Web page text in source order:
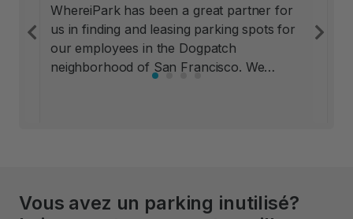
WhereiPark has been a great partner for
us in finding and leasing parking spots for
our employees in the Dogpatch
neighborhood of San Francisco. We
never once in nearly two years has
Previous
Vous avez un parking inutilisé?